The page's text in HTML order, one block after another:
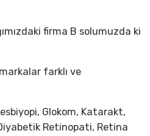
firma B solumuzda ki
farklı ve
Glokom, Katarakt,
Retinopati, Retina